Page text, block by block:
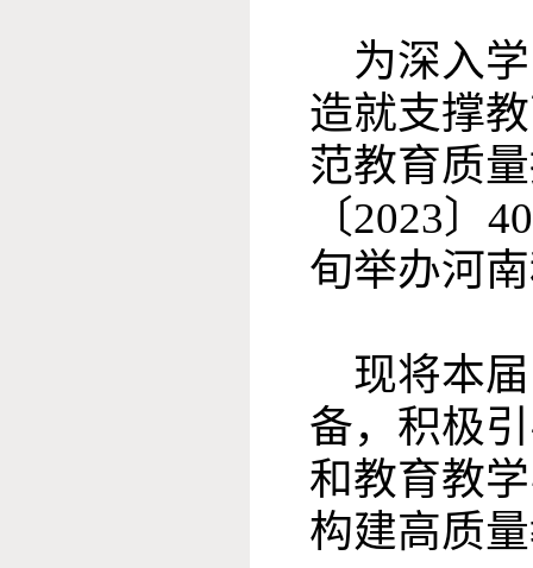
为深入
造就支撑
范教育质
〔2023〕
旬举办河
现将本
备，积极
和教育教
构建高质